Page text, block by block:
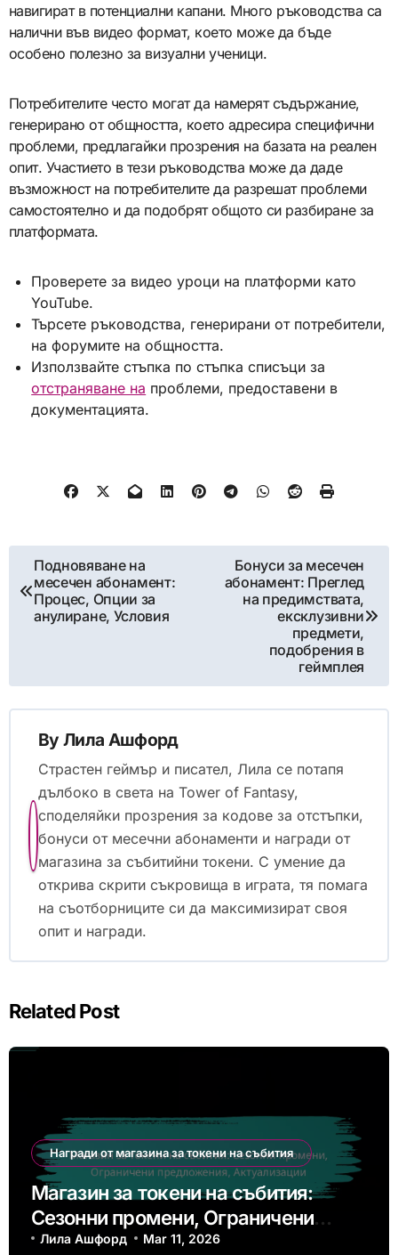
навигират в потенциални капани. Много ръководства са
налични във видео формат, което може да бъде
особено полезно за визуални ученици.
Потребителите често могат да намерят съдържание,
генерирано от общността, което адресира специфични
проблеми, предлагайки прозрения на базата на реален
опит. Участието в тези ръководства може да даде
възможност на потребителите да разрешат проблеми
самостоятелно и да подобрят общото си разбиране за
платформата.
Проверете за видео уроци на платформи като
YouTube.
Търсете ръководства, генерирани от потребители,
на форумите на общността.
Използвайте стъпка по стъпка списъци за
отстраняване на проблеми, предоставени в
документацията.
Post
navigation
Подновяване на
месечен абонамент:
Процес, Опции за
анулиране, Условия
Бонуси за месечен
абонамент: Преглед
на предимствата,
ексклузивни
предмети,
подобрения в
геймплея
ByЛила Ашфорд
Страстен геймър и писател, Лила се потапя
дълбоко в света на Tower of Fantasy,
споделяйки прозрения за кодове за отстъпки,
бонуси от месечни абонаменти и награди от
магазина за събитийни токени. С умение да
открива скрити съкровища в играта, тя помага
на съотборниците си да максимизират своя
опит и награди.
Related Post
Награди от магазина за токени на събития
Магазин за токени на събития:
Сезонни промени, Ограничени
предложения, Актуализации
Лила Ашфорд Mar 11, 2026